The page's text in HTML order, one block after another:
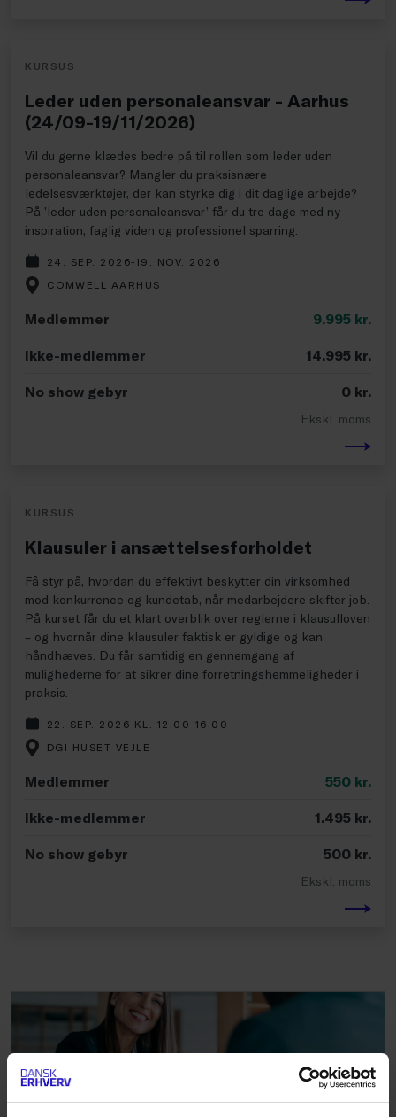
KURSUS
Leder uden personaleansvar - Aarhus
(24/09-19/11/2026)
Vil du gerne klædes bedre på til rollen som leder uden
personaleansvar? Mangler du praksisnære
ledelsesværktøjer, der kan styrke dig i dit daglige arbejde?
På ’leder uden personaleansvar’ får du tre dage med ny
inspiration, faglig viden og professionel sparring.
24. SEP. 2026-19. NOV. 2026
COMWELL AARHUS
Medlemmer 9.995 kr.
Ikke-medlemmer 14.995 kr.
No show gebyr 0 kr.
Ekskl. moms
KURSUS
Klausuler i ansættelsesforholdet
Få styr på, hvordan du effektivt beskytter din virksomhed
mod konkurrence og kundetab, når medarbejdere skifter job.
På kurset får du et klart overblik over reglerne i klausulloven
– og hvornår dine klausuler faktisk er gyldige og kan
håndhæves. Du får samtidig en gennemgang af
mulighederne for at sikrer dine forretningshemmeligheder i
praksis.
22. SEP. 2026 KL. 12.00-16.00
DGI HUSET VEJLE
Medlemmer 550 kr.
Ikke-medlemmer 1.495 kr.
No show gebyr 500 kr.
Ekskl. moms